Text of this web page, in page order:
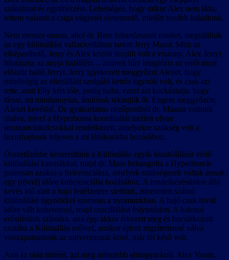
szánalmat és együttérzést. Lehetséges, hogy mikor Alex nem látta,
tettem valamit a csiga végzetét siettetendő, mielőtt tovább haladtunk.
Nem messze onnan, ahol dr. Bree feltartóztatott minket, megtaláltuk
az egy különállási vallatócellában tartott Jerry Maast. Mint az
elképzelhető, Jerry és Alex között feszült volt a viszony. Alex Jerryt
hibáztatta az anyja haláláért… aminek híre letaglózta az erről most
először halló Jerryt. Jerry igyekezett meggyőzni Alexet, hogy
mindvégig az ellenállást szolgáló kettős ügynök volt, és csak azt
tette, amit Elly kért tőle, pedig tudta, ezzel azt kockáztatja, hogy
társai, mi mindannyian, árulónak tekintjük őt. Engem meggyőzött,
Alexet kevésbé. De gyakorlatias nézőpontból dr. Maasra voltunk
utalva, mivel a Hyperborea koordinátái mellett olyan
rezonanciakulcsokkal rendelkezett, amelyekre szükség volt a
luxushajónak teljesen a mi létsíkunkba hozásához.
Összetűzésbe keveredtünk a Különállás egyik kutatóállását védő
különállási katonákkal, majd dr. Maas behangolta a Hyperboreát
pontosan azokra a frekvenciákra, amelyek szükségesek voltak annak
egy (rövid) időre koherenciába hozásához. A rendelkezésünkre álló
kevés idő alatt a hajó fedélzetére siettünk, ismeretlen számú
különállási ügynökkel szorosan a nyomunkban. A hajó csak rövid
időre vált koherenssé, majd oszcillálása folytatódott. A katonai
erősítésünk számára, ami épp akkor érkezett meg és bocsátkozott
csatába a Különállás erőivel, amikor újfent rögzítetlenné válva
visszapattantunk az univerzumok közé, már túl késő volt.
Ami ez után történt, azt még nehezebb elmagyarázni. Alex Vaunt,